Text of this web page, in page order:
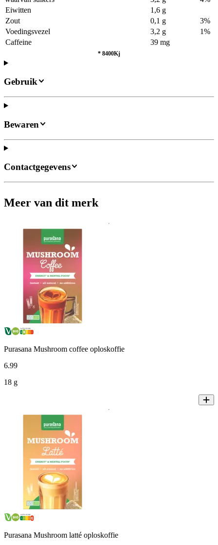
Eiwitten
1,6 g
Zout
0,1 g
3%
Voedingsvezel
3,2 g
1%
Caffeine
39 mg
* 8400Kj
Gebruik
Bewaren
Contactgegevens
Meer van dit merk
Purasana Mushroom coffee oploskoffie
6.99
18 g
Purasana Mushroom latté oploskoffie